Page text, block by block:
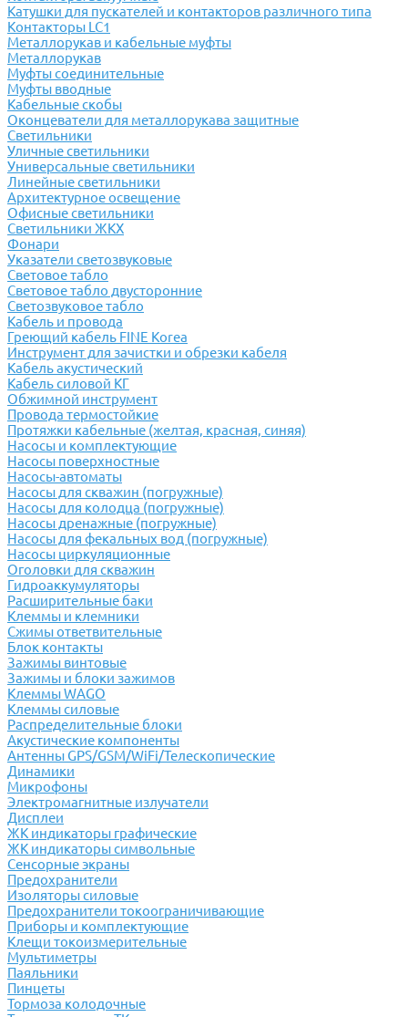
Катушки для пускателей и контакторов различного типа
Контакторы LC1
Металлорукав и кабельные муфты
Металлорукав
Муфты соединительные
Муфты вводные
Кабельные скобы
Оконцеватели для металлорукава защитные
Светильники
Уличные светильники
Универсальные светильники
Линейные светильники
Архитектурное освещение
Офисные светильники
Светильники ЖКХ
Фонари
Указатели светозвуковые
Световое табло
Световое табло двусторонние
Светозвуковое табло
Кабель и провода
Греющий кабель FINE Korea
Инструмент для зачистки и обрезки кабеля
Кабель акустический
Кабель силовой КГ
Обжимной инструмент
Провода термостойкие
Протяжки кабельные (желтая, красная, синяя)
Насосы и комплектующие
Насосы поверхностные
Насосы-автоматы
Насосы для скважин (погружные)
Насосы для колодца (погружные)
Насосы дренажные (погружные)
Насосы для фекальных вод (погружные)
Насосы циркуляционные
Оголовки для скважин
Гидроаккумуляторы
Расширительные баки
Клеммы и клемники
Cжимы ответвительные
Блок контакты
Зажимы винтовые
Зажимы и блоки зажимов
Клеммы WAGO
Клеммы силовые
Распределительные блоки
Акустические компоненты
Антенны GPS/GSM/WiFi/Телескопические
Динамики
Микрофоны
Электромагнитные излучатели
Дисплеи
ЖК индикаторы графические
ЖК индикаторы символьные
Сенсорные экраны
Предохранители
Изоляторы силовые
Предохранители токоограничивающие
Приборы и комплектующие
Клещи токоизмерительные
Мультиметры
Паяльники
Пинцеты
Тормоза колодочные